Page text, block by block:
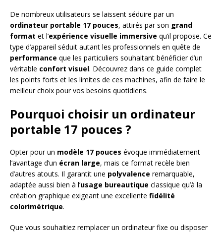
De nombreux utilisateurs se laissent séduire par un
ordinateur portable 17 pouces, attirés par son grand
format et l’expérience visuelle immersive qu’il propose. Ce
type d’appareil séduit autant les professionnels en quête de
performance que les particuliers souhaitant bénéficier d’un
véritable confort visuel. Découvrez dans ce guide complet
les points forts et les limites de ces machines, afin de faire le
meilleur choix pour vos besoins quotidiens.
Pourquoi choisir un ordinateur
portable 17 pouces ?
Opter pour un modèle 17 pouces évoque immédiatement
l’avantage d’un écran large, mais ce format recèle bien
d’autres atouts. Il garantit une polyvalence remarquable,
adaptée aussi bien à l’usage bureautique classique qu’à la
création graphique exigeant une excellente fidélité
colorimétrique.
Que vous souhaitiez remplacer un ordinateur fixe ou disposer